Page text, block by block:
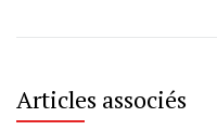
Articles associés